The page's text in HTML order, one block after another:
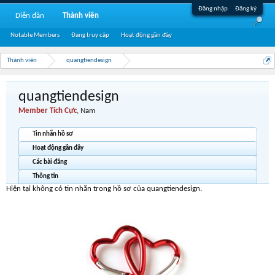
Đăng nhập Đăng ký
Thành viên quangtiendesign
quangtiendesign
Member Tích Cực, Nam
Tin nhắn hồ sơ
Hoạt động gần đây
Các bài đăng
Thông tin
Hiện tại không có tin nhắn trong hồ sơ của quangtiendesign.
Diễn đàn Thành viên
Notable Members Đang truy cập Hoạt động gần đây